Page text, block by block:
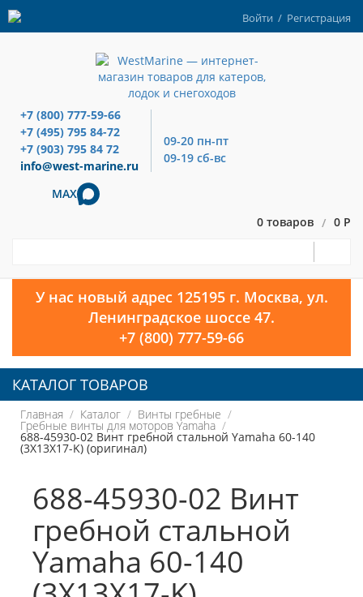
Войти / Регистрация
+7 (800) 777-59-66
+7 (495) 795 84-72
+7 (903) 795 84 72
info@west-marine.ru
09-20 пн-пт
09-19 сб-вс
MAX
0 товаров / 0 Р
У нас новый адрес 125195 г. Москва, ул.
Ленинградское шоссе 47.
+7 (800) 777-59-66
КАТАЛОГ ТОВАРОВ
Главная Каталог Винты гребные
Гребные винты для моторов Yamaha
688-45930-02 Винт гребной стальной Yamaha 60-140
(3X13X17-K) (оригинал)
688-45930-02 Винт
гребной стальной
Yamaha 60-140